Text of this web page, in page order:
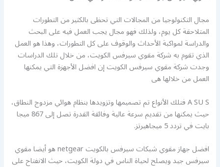
مجال التكنولوجيا من المجالات التي تحظى بالكثير من التطورات
المتلاحقة كل يوم، ولذلك فهو مجال يجب العمل فيه على البحث
والدراسة لمواكبة الأحداث والوقوف على كل التطورات، وهذا هو العمل
الذي تقوم به شركة مقوي سيرفس الكويت، من خلال تلك الدراسات
وجدت شركة مقوي سيرفس الكويت إن افضل الأجهزة التي يمكنها
العمل من خلالها هى
A SU S فتلك الأنواع تم تصميمها وتزويدها بنظام هوائي مزدوج النطاق،
حيث يمكنها من تقديم سرعة عالية وفائقة القدرة تصل إلى 867 ميجا
بايت في تردد 5 ميجاهيرتز.
افضل جهاز مقوي شبكات سيرفس بالكويت netgear هو أيضا مقوي
سيرفس جيد ويصلح لحياة الناس في دولة الكويت، حيث الانفتاح على